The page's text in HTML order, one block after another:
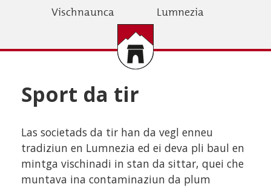
Vischnaunca Lumnezia
Sport da tir
Las societads da tir han da vegl enneu
tradiziun en Lumnezia ed ei deva pli baul en
mintga vischinadi in stan da sittar, quei che
muntava ina contaminaziun da plum